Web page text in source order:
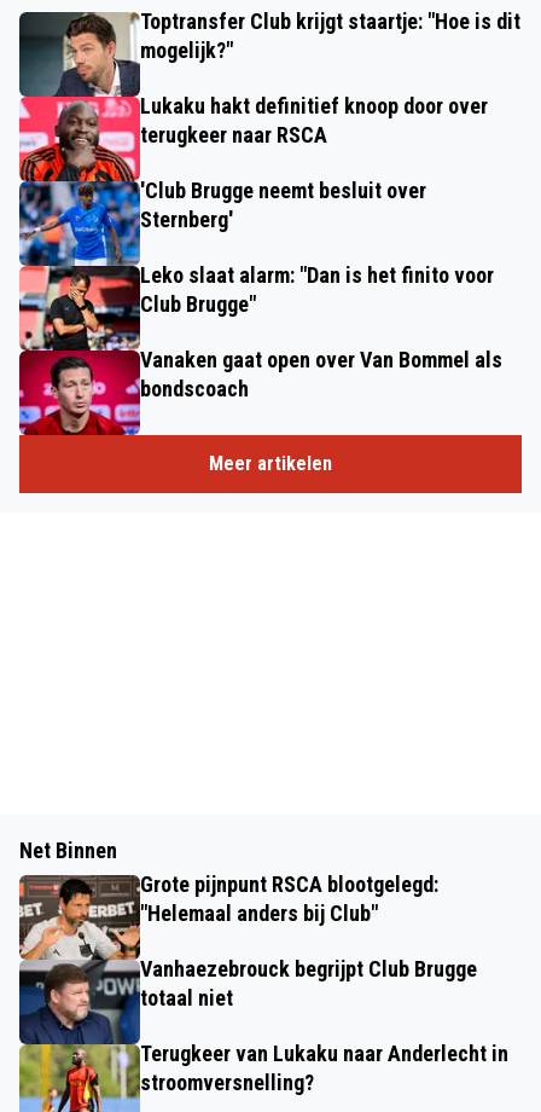
Toptransfer Club krijgt staartje: "Hoe is dit
mogelijk?"
Lukaku hakt definitief knoop door over
terugkeer naar RSCA
'Club Brugge neemt besluit over
Sternberg'
Leko slaat alarm: "Dan is het finito voor
Club Brugge"
Vanaken gaat open over Van Bommel als
bondscoach
Meer artikelen
Net Binnen
Grote pijnpunt RSCA blootgelegd:
"Helemaal anders bij Club"
Vanhaezebrouck begrijpt Club Brugge
totaal niet
Terugkeer van Lukaku naar Anderlecht in
stroomversnelling?